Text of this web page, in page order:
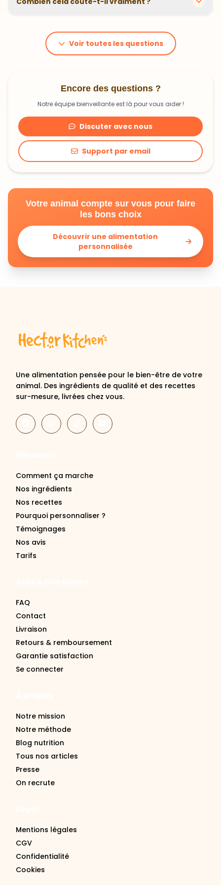
animal. En moyenne, comptez 1,20€ à 1,99€ par jour.
C'est un investissement dans sa santé qui peut vous
faire économiser en frais vétérinaires !
Voir toutes les questions
Encore des questions ?
Notre équipe bienveillante est là pour vous aider !
Discuter avec nous
Support par email
Votre animal compte sur vous pour faire
les bons choix
Découvrir une alimentation
personnalisée
Une alimentation pensée pour le bien-être de votre
animal. Des ingrédients de qualité et des recettes
sur-mesure, livrées chez vous.
Comment ça marche
Nos ingrédients
Nos recettes
Pourquoi personnaliser ?
Témoignages
Nos avis
Tarifs
FAQ
Contact
Livraison
Retours & remboursement
Garantie satisfaction
Se connecter
Notre mission
Notre méthode
Blog nutrition
Tous nos articles
Presse
On recrute
Mentions légales
CGV
Confidentialité
Cookies